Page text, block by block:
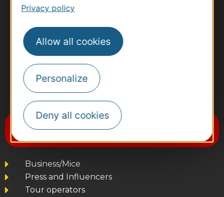
Privacy policy
Allow all cookies
Personalize
Deny all cookies
Subscribe to the newsletter
Business/Mice
Press and Influencers
Tour operators